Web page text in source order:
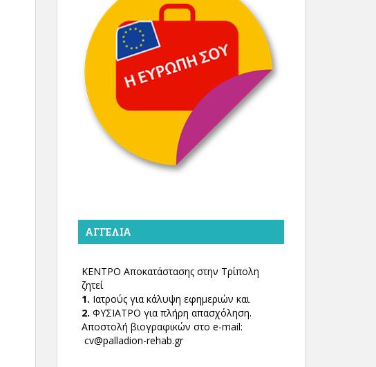
ΑΓΓΕΛΊΑ
ΚΕΝΤΡΟ Αποκατάστασης στην Τρίπολη
ζητεί
1. Ιατρούς για κάλυψη εφημεριών και
2. ΦΥΣΙΑΤΡΟ για πλήρη απασχόληση.
Αποστολή βιογραφικών στο e-mail:
cv@palladion-rehab.gr